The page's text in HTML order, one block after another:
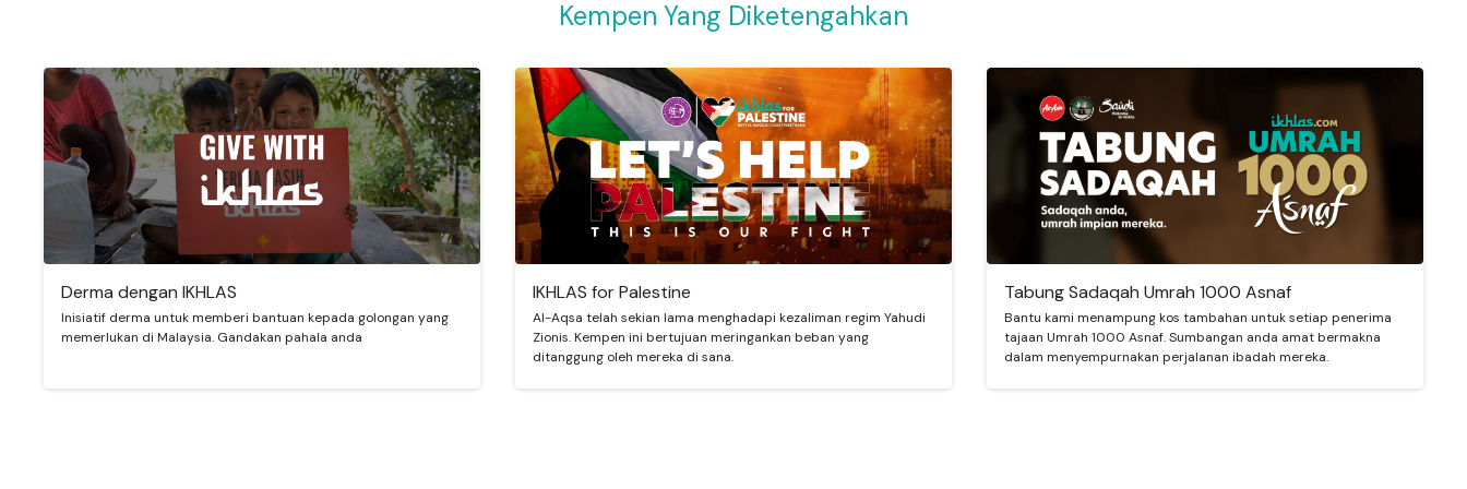
Kempen Yang Diketengahkan
Derma dengan IKHLAS
Inisiatif derma untuk memberi bantuan kepada golongan yang
memerlukan di Malaysia. Gandakan pahala anda
IKHLAS for Palestine
Al-Aqsa telah sekian lama menghadapi kezaliman regim Yahudi
Zionis. Kempen ini bertujuan meringankan beban yang
ditanggung oleh mereka di sana.
Tabung Sadaqah Umrah 1000 Asnaf
Bantu kami menampung kos tambahan untuk setiap penerima
tajaan Umrah 1000 Asnaf. Sumbangan anda amat bermakna
dalam menyempurnakan perjalanan ibadah mereka.